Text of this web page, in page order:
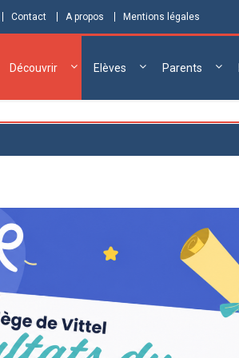
Contact A propos Mentions légales
Découvrir Elèves Parents